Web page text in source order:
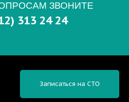
ЗВОНИТЕ
313 24 24
Записаться на СТО